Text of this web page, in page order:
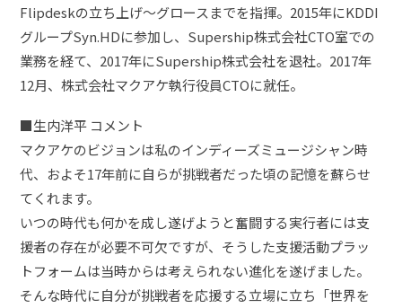
Flipdeskの立ち上げ〜グロースまでを指揮。2015年にKDDI
グループSyn.HDに参加し、Supership株式会社CTO室での
業務を経て、2017年にSupership株式会社を退社。2017年
12月、株式会社マクアケ執行役員CTOに就任。
■生内洋平 コメント
マクアケのビジョンは私のインディーズミュージシャン時
代、およそ17年前に自らが挑戦者だった頃の記憶を蘇らせ
てくれます。
いつの時代も何かを成し遂げようと奮闘する実行者には支
援者の存在が必要不可欠ですが、そうした支援活動プラッ
トフォームは当時からは考えられない進化を遂げました。
そんな時代に自分が挑戦者を応援する立場に立ち「世界を